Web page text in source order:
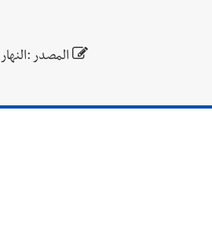
المصدر :النهار